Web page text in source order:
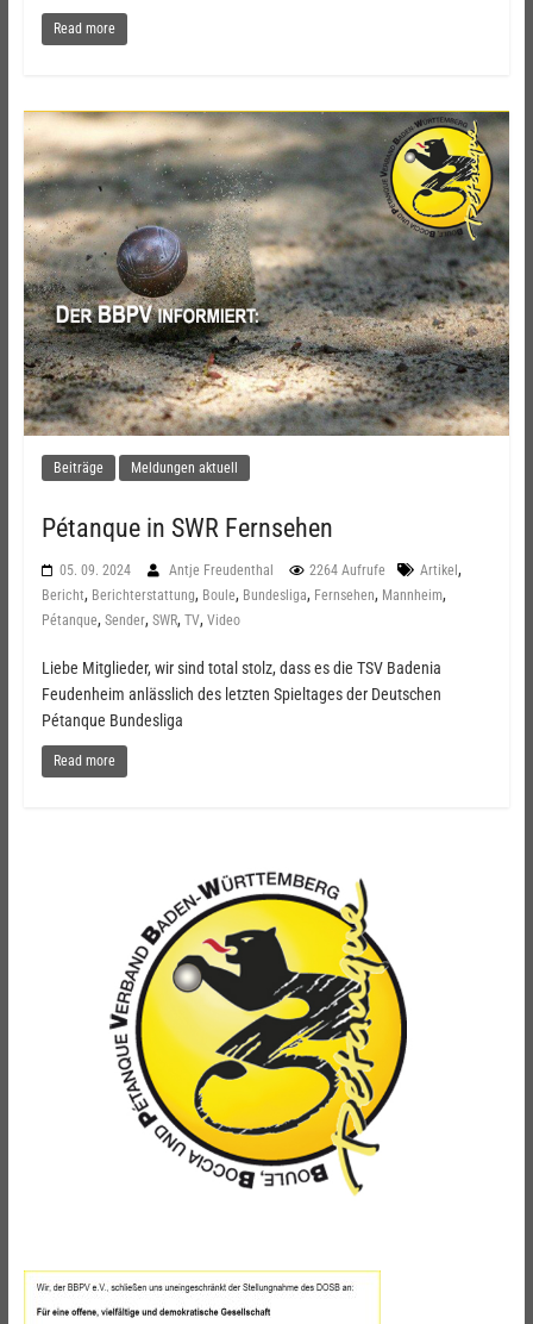
Read more
Beiträge Meldungen aktuell
Pétanque in SWR Fernsehen
05. 09. 2024 Antje Freudenthal 2264 Aufrufe Artikel,
Bericht, Berichterstattung, Boule, Bundesliga, Fernsehen, Mannheim,
Pétanque, Sender, SWR, TV, Video
Liebe Mitglieder, wir sind total stolz, dass es die TSV Badenia
Feudenheim anlässlich des letzten Spieltages der Deutschen
Pétanque Bundesliga
Read more